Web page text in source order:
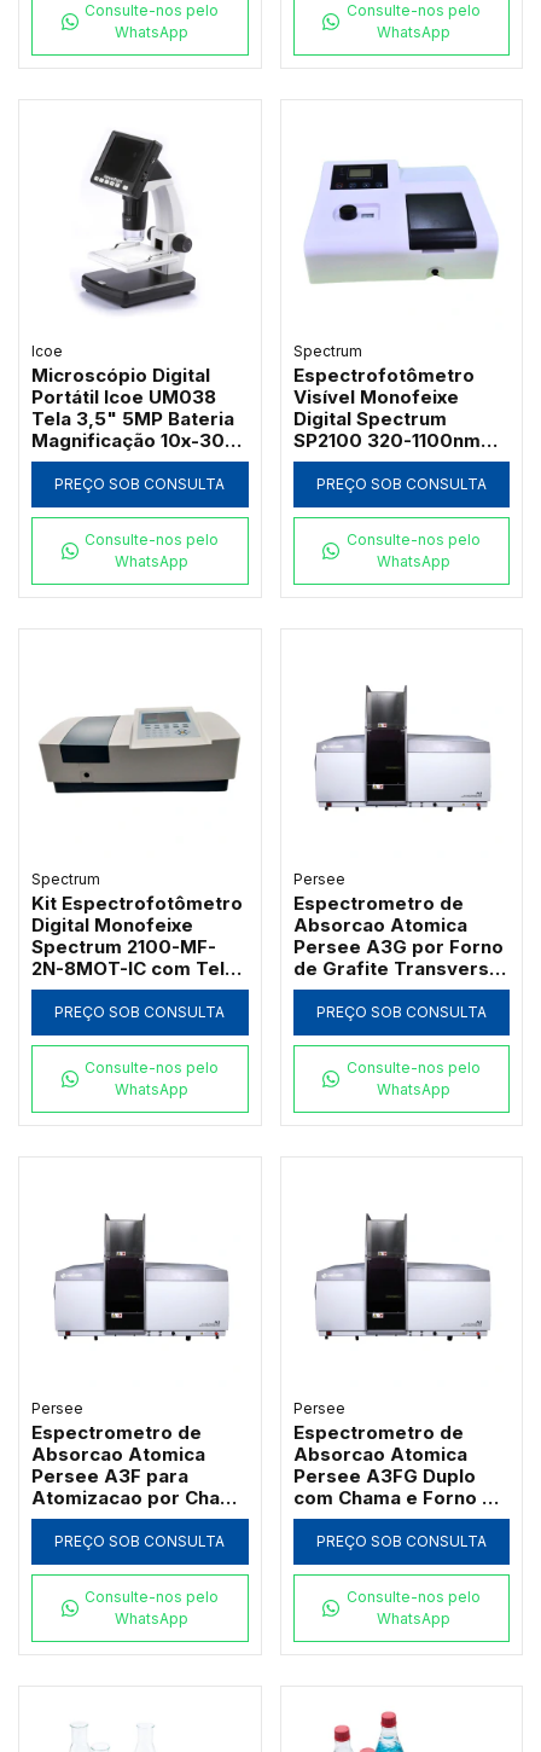
Consulte-nos pelo
WhatsApp
Consulte-nos pelo
WhatsApp
Icoe
Microscópio Digital
Portátil Icoe UM038
Tela 3,5" 5MP Bateria
Magnificação 10x-300x
e Iluminação LED
PREÇO SOB CONSULTA
Consulte-nos pelo
WhatsApp
Spectrum
Espectrofotômetro
Visível Monofeixe
Digital Spectrum
SP2100 320-1100nm
com Suporte 4
Cubetas de 50mm e
Software PC
PREÇO SOB CONSULTA
Consulte-nos pelo
WhatsApp
Spectrum
Kit Espectrofotômetro
Digital Monofeixe
Spectrum 2100-MF-
2N-8MOT-IC com Tela
de 7" Banda 2nm 21
CFR e Carrossel 8
Posições
PREÇO SOB CONSULTA
Consulte-nos pelo
WhatsApp
Persee
Espectrometro de
Absorcao Atomica
Persee A3G por Forno
de Grafite Transversal
com Correcao D2 e SR
PREÇO SOB CONSULTA
Consulte-nos pelo
WhatsApp
Persee
Espectrometro de
Absorcao Atomica
Persee A3F para
Atomizacao por Chama
com Queimador de
Titanio
PREÇO SOB CONSULTA
Consulte-nos pelo
WhatsApp
Persee
Espectrometro de
Absorcao Atomica
Persee A3FG Duplo
com Chama e Forno de
Grafite Transversal
PREÇO SOB CONSULTA
Consulte-nos pelo
WhatsApp